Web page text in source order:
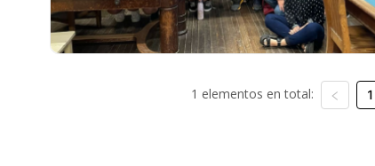
1 elementos en total: 1